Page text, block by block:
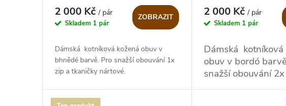
2 000 Kč/ pár
Skladem 1 pár
ZOBRAZIT
Dámská kotníková kožená obuv v
bhnědé barvě. Pro snažší obouvání 1x
zip a tkaničky nártové.
2 000 Kč/ pár
Skladem 1 pár
Dámská kotníková
obuv v bordó
snažší obouvání